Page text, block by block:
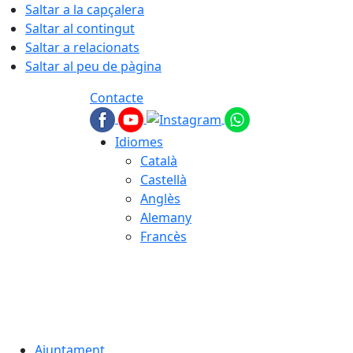
Saltar a la capçalera
Saltar al contingut
Saltar a relacionats
Saltar al peu de pàgina
Contacte
Idiomes
Català
Castellà
Anglès
Alemany
Francès